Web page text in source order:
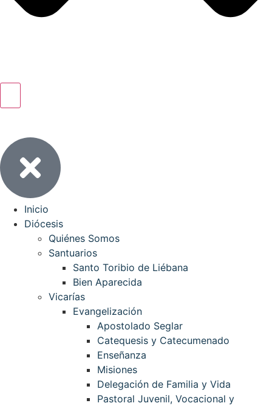
Inicio
Diócesis
Quiénes Somos
Santuarios
Santo Toribio de Liébana
Bien Aparecida
Vicarías
Evangelización
Apostolado Seglar
Catequesis y Catecumenado
Enseñanza
Misiones
Delegación de Familia y Vida
Pastoral Juvenil, Vocacional y